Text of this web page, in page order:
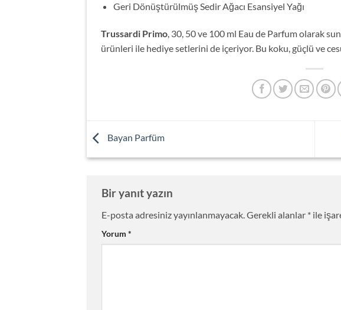
Geri Dönüştürülmüş Sedir Ağacı Esansiyel Yağı
Trussardi Primo, 30, 50 ve 100 ml Eau de Parfum olarak
ürünleri ile hediye setlerini de içeriyor. Bu koku, güçlü ve
Bayan Parfüm
Bir yanıt yazın
E-posta adresiniz yayınlanmayacak.Gerekli alanlar * ile
Yorum *